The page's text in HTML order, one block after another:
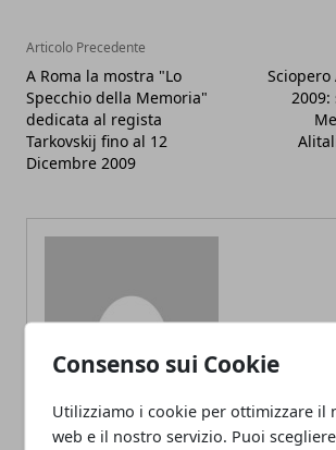
Consenso sui Cookie
Utilizziamo i cookie per ottimizzare il
web e il nostro servizio. Puoi
Articolo Precedente
A Roma la mostra "Lo
Specchio della Memoria"
dedicata al regista
Tarkovskij fino al 12
Dicembre 2009